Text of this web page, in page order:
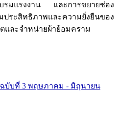
มแรงงาน และการขยายช่อง
ระสิทธิภาพและความยั่งยืนของ
และจำหน่ายผ้าย้อมคราม
ฉบับที่ 3 พฤษภาคม - มิถุนายน